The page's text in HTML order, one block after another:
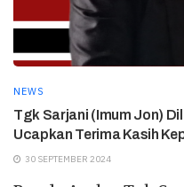
NEWS
Tgk Sarjani (Imum Jon)
Ucapkan Terima Kasih
30 SEPTEMBER 2024